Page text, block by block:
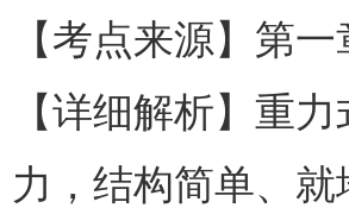
【考点来源】第
【详细解析】重
力，结构简单、